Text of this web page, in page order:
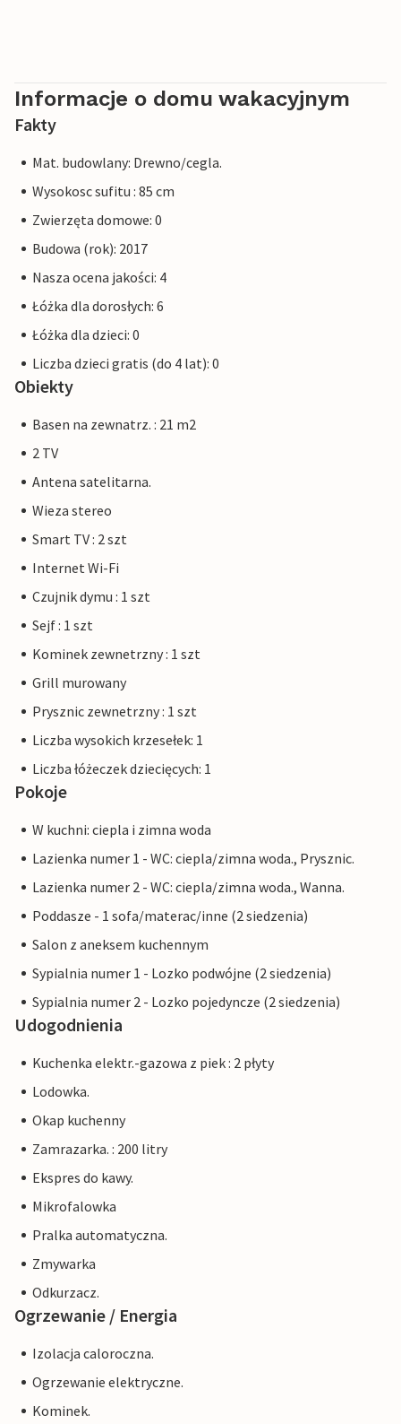
Informacje o domu wakacyjnym
Fakty
Mat. budowlany: Drewno/cegla.
Wysokosc sufitu : 85 cm
Zwierzęta domowe: 0
Budowa (rok): 2017
Nasza ocena jakości: 4
Łóżka dla dorosłych: 6
Łóżka dla dzieci: 0
Liczba dzieci gratis (do 4 lat): 0
Obiekty
Basen na zewnatrz. : 21 m2
2 TV
Antena satelitarna.
Wieza stereo
Smart TV : 2 szt
Internet Wi-Fi
Czujnik dymu : 1 szt
Sejf : 1 szt
Kominek zewnetrzny : 1 szt
Grill murowany
Prysznic zewnetrzny : 1 szt
Liczba wysokich krzesełek: 1
Liczba łóżeczek dziecięcych: 1
Pokoje
W kuchni: ciepla i zimna woda
Lazienka numer 1 - WC: ciepla/zimna woda., Prysznic.
Lazienka numer 2 - WC: ciepla/zimna woda., Wanna.
Poddasze - 1 sofa/materac/inne (2 siedzenia)
Salon z aneksem kuchennym
Sypialnia numer 1 - Lozko podwójne (2 siedzenia)
Sypialnia numer 2 - Lozko pojedyncze (2 siedzenia)
Udogodnienia
Kuchenka elektr.-gazowa z piek : 2 płyty
Lodowka.
Okap kuchenny
Zamrazarka. : 200 litry
Ekspres do kawy.
Mikrofalowka
Pralka automatyczna.
Zmywarka
Odkurzacz.
Ogrzewanie / Energia
Izolacja caloroczna.
Ogrzewanie elektryczne.
Kominek.